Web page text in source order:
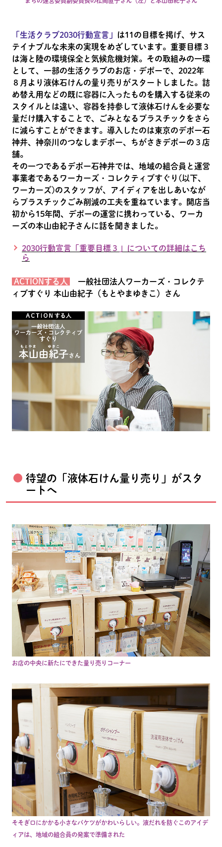
「生活クラブ2030行動宣言」
は11の目標を掲げ、サス
テイナブルな未来の実現をめざしています。重要目標３
は海と陸の環境保全と気候危機対策。その取組みの一環
として、一部の生活クラブのお店・デポーで、2022年
８月より液体石けんの量り売りがスタートしました。詰
め替え用などの既に容器に入ったものを購入する従来の
スタイルとは違い、容器を持参して液体石けんを必要な
量だけ購入することで、ごみとなるプラスチックをさら
に減らすことができます。導入したのは東京のデポー石
神井、神奈川のつなしまデポー、ちがさきデポーの３店
舗。
その一つであるデポー石神井では、地域の組合員と運営
事業者であるワーカーズ・コレクティブすぐり(以下、
ワーカーズ)のスタッフが、アイディアを出しあいなが
らプラスチックごみ削減の工夫を重ねています。開店当
初から15年間、デポーの運営に携わっている、ワーカ
ーズの本山由紀子さんに話を聞きました。
2030行動宣言「重要目標３」についての詳細はこち
ら
ACTIONする人
一般社団法人ワーカーズ・コレクテ
ィブすぐり 本山由紀子（もとやまゆきこ）さん
待望の「液体石けん量り売り」がスタ
ートへ
お店の中央に新たにできた量り売りコーナー
そそぎ口にかかる小さなバケツがかわいらしい。液だれを防ぐこのアイデ
ィアは、地域の組合員の発案で準備された